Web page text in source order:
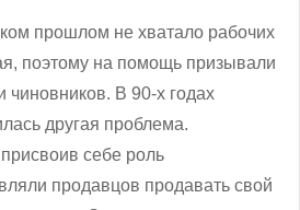
прошлом не хватало рабочих
поэтому на помощь призывали
чиновников. В 90-х годах
другая проблема.
себе роль
продавцов продавать свой